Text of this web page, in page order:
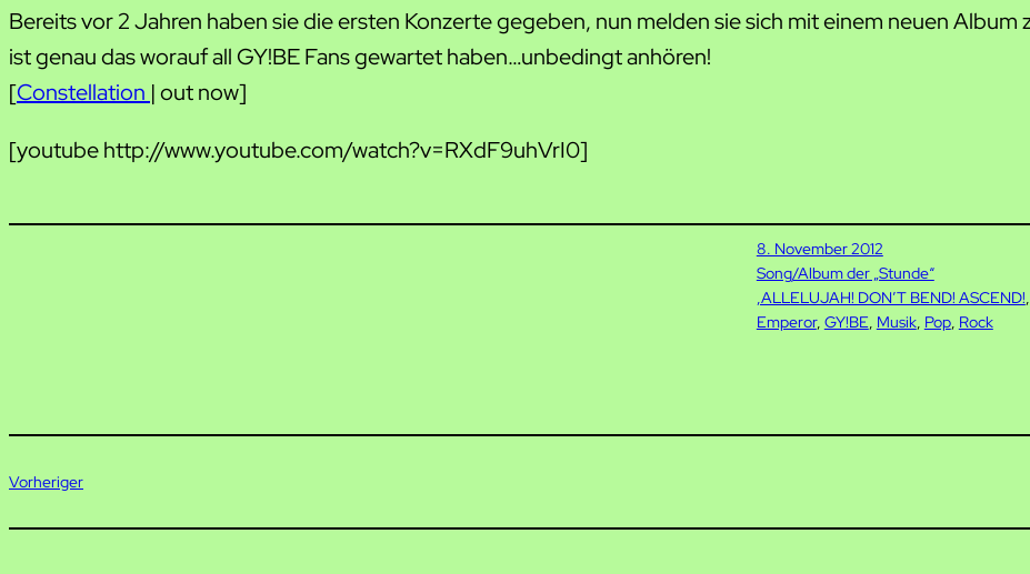
Bereits vor 2 Jahren haben sie die ersten Konzerte gegeben, nun melden sie sich mit einem neuen Album
ist genau das worauf all GY!BE Fans gewartet haben…unbedingt anhören!
[Constellation | out now]
[youtube http://www.youtube.com/watch?v=RXdF9uhVrI0]
8. November 2012
Song/Album der „Stunde“
‚ALLELUJAH! DON’T BEND! ASCEND!,
Emperor, GY!BE, Musik, Pop, Rock
Vorheriger